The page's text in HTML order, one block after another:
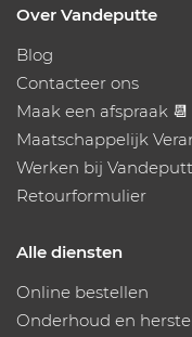
Over Vandeputte
Blog
Contacteer ons
Maak een afspraak 📆
Maatschappelijk
Werken bij
Retourformulier
Alle diensten
Online bestellen
Onderhoud en